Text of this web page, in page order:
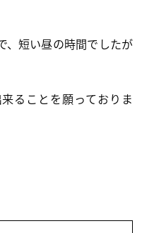
、短い昼の時間でしたが
ることを願っておりま